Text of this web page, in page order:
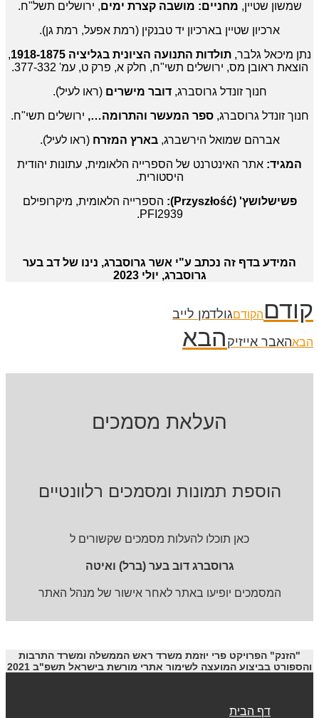
שמשון שטיין, מחניים: מושבה קצרת ימים, ירושלים תשל"ח.
ארכיון שטיין בארכיון יד טבנקין (רמת אפעל, רמת גן).
נתן מיכאל גלבר, תולדות התנועה הציונית בגליציה 1918-1875
,
הוצאת ראובן מס, ירושלים תשי"ח, חלק א, פרק ט, עמ' 377-332.
חנוך זונדל גרוסברג,דובר מישרים (ראו לעיל).
חנוך זונדל גרוסברג,ספר המעשר והתרומה…, ירושלים תשי"ח.
אברהם שמואל הירשברג,בארץ המזרח (ראו לעיל).
המגיד: אתר האינטרנט של הספרייה הלאומית, עתונות יהודית
היסטורית.
פשישלושץ' (Przyszłość):
הספרייה הלאומית, מיקרופילם
PFI2939.
המידע בדף זה נכתב ע"י אשר גרוסברג, נינו של דב בער
גרוסברג, יולי 2023
קודם הקודםגולדמן לייב
הבאהאבר אייזיק הבא
העלאת מסמכים
הוספת תמונות ומסמכים רלוונטיים
כאן תוכלו להעלות מסמכים שקשורים ל
גרוסברג דוב בער (ברל) ואיטה
המסמכים יופיעו באתר לאחר אישור של מנהל האתר
"הזנק" הפרויקט פרי יוזמת משרד ראש הממשלה ומשרד התרבות
והספורט בביצוע המועצה לשימור אתרי מורשת בישראל תשפ"ב 2021
דף הבית